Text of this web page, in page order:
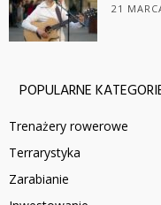
21
POPULARNE
Trenażery rowerowe
Terrarystyka
Zarabianie